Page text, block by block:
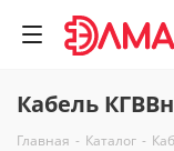
Кабель
Главная - Каталог -